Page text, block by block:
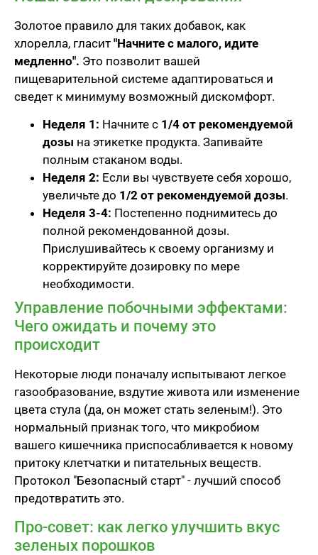
Золотое правило для таких добавок, как
хлорелла, гласит "Начните с малого, идите
медленно". Это позволит вашей
пищеварительной системе адаптироваться и
сведет к минимуму возможный дискомфорт.
Неделя 1: Начните с 1/4 от рекомендуемой
дозы на этикетке продукта. Запивайте
полным стаканом воды.
Неделя 2: Если вы чувствуете себя хорошо,
увеличьте до 1/2 от рекомендуемой дозы.
Неделя 3-4: Постепенно поднимитесь до
полной рекомендованной дозы.
Прислушивайтесь к своему организму и
корректируйте дозировку по мере
необходимости.
Управление побочными эффектами:
Чего ожидать и почему это
происходит
Некоторые люди поначалу испытывают легкое
газообразование, вздутие живота или изменение
цвета стула (да, он может стать зеленым!). Это
нормальный признак того, что микробиом
вашего кишечника приспосабливается к новому
притоку клетчатки и питательных веществ.
Протокол "Безопасный старт" - лучший способ
предотвратить это.
Про-совет: как легко улучшить вкус
зеленых порошков